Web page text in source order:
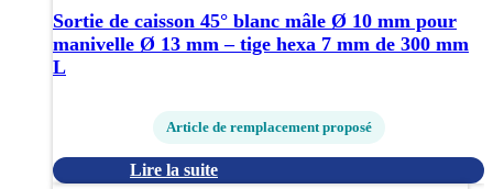
Sortie de caisson 45° blanc mâle Ø 10 mm pour
manivelle Ø 13 mm – tige hexa 7 mm de 300 mm
L
Article de remplacement proposé
Lire la suite